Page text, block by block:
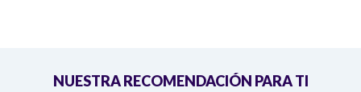
NUESTRA RECOMENDACIÓN PARA TI